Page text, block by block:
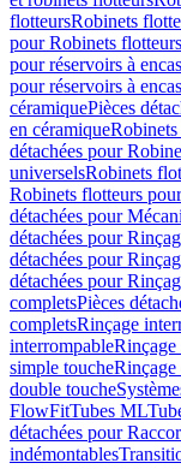
flotteursRobinets
pour Robinets
pour réservoirs à
pour réservoirs à
céramiquePièces
en céramique
détachées pour
universelsRobinets
Robinets flotteurs
détachées pour
détachées pour
détachées pour
détachées pour
completsPièces
completsRinçage
interrompableRinçage
simple toucheRinçage
double touche
FlowFitTubes ML
détachées pour
indémontables